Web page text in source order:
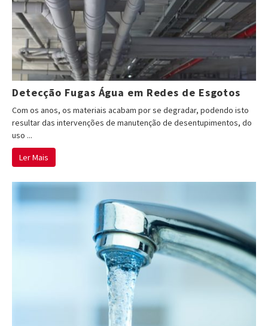
Detecção Fugas Água em Redes de Esgotos
Com os anos, os materiais acabam por se degradar, podendo isto
resultar das intervenções de manutenção de desentupimentos, do
uso ...
Ler Mais